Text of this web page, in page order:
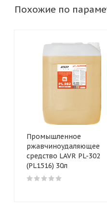
Похожие по
Промышленное
ржавчиноудаляющее
средство LAVR PL-302
(PL1516) 30л